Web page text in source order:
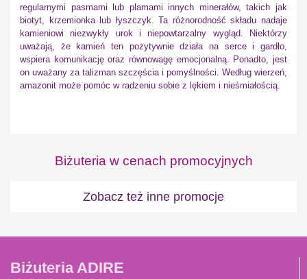
regularnymi pasmami lub plamami innych minerałów, takich jak
biotyt, krzemionka lub łyszczyk. Ta różnorodność składu nadaje
kamieniowi niezwykły urok i niepowtarzalny wygląd. Niektórzy
uważają, że kamień ten pozytywnie działa na serce i gardło,
wspiera komunikację oraz równowagę emocjonalną. Ponadto, jest
on uważany za talizman szczęścia i pomyślności. Według wierzeń,
amazonit może pomóc w radzeniu sobie z lękiem i nieśmiałością.
Biżuteria w cenach promocyjnych
Zobacz też inne promocje
Biżuteria ADIRE